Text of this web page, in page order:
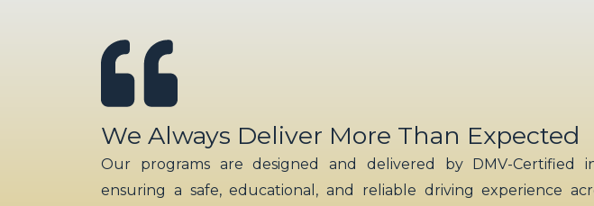
We Always Deliver More Than Expected
Our programs are designed and delivered by DMV-Certified
ensuring a safe, educational, and reliable driving experience